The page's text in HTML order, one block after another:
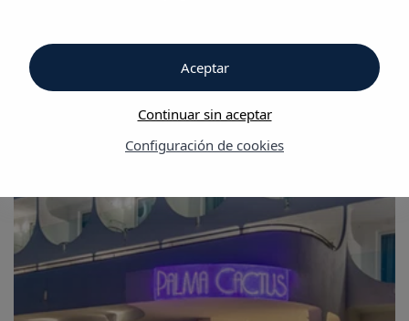
Galería
Configuración de cookies
Continuar sin aceptar
Aceptar